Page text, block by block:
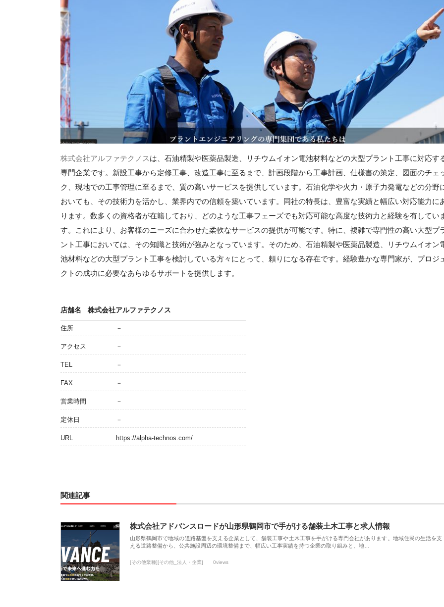
株式会社アルファテクノス は、石油精製や医薬品製造、リチウムイオン電池材料などの大型プラント工事に対応す
専門企業です。新設工事から定修工事、改造工事に至るまで、計画段階から工事計画、仕様書の策定、図面のチェ
ク、現地での工事管理に至るまで、質の高いサービスを提供しています。石油化学や火力・原子力発電などの分野
おいても、その技術力を活かし、業界内での信頼を築いています。同社の特長は、豊富な実績と幅広い対応能力に
ります。数多くの資格者が在籍しており、どのような工事フェーズでも対応可能な高度な技術力と経験を有してい
す。これにより、お客様のニーズに合わせた柔軟なサービスの提供が可能です。特に、複雑で専門性の高い大型プ
ント工事においては、その知識と技術が強みとなっています。そのため、石油精製や医薬品製造、リチウムイオン
池材料などの大型プラント工事を検討している方々にとって、頼りになる存在です。経験豊かな専門家が、プロジ
クトの成功に必要なあらゆるサポートを提供します。
店舗名 株式会社アルファテクノス
住所 －
アクセス －
TEL －
FAX －
営業時間 －
定休日 －
URL https://alpha-technos.com/
関連記事
株式会社アドバンスロードが山形県鶴岡市で手がける舗装土木工事と求人情報
山形県鶴岡市で地域の道路基盤を支える企業として、舗装工事や土木工事を手がける専門会社があります。地域住民の生活を支
える道路整備から、公共施設周辺の環境整備まで、幅広い工事実績を持つ企業の取り組みと、地…
[その他業種][その他_法人・企業] 0views